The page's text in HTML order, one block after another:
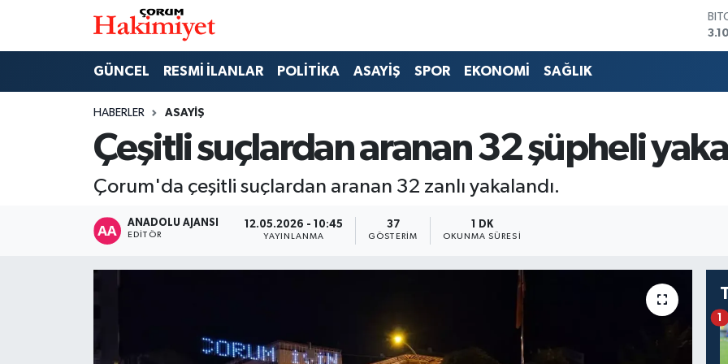
GÜNCEL RESMİ İLANLAR POLİTİKA ASAYİŞ SPOR EKONOMİ SAĞLIK
HABERLER ASAYİŞ
Çeşitli suçlardan aranan 32 şüpheli
Çorum'da çeşitli suçlardan aranan 32 zanlı yakalandı.
ANADOLU AJANSI
EDITÖR
12.05.2026 - 10:45
YAYINLANMA
37
GÖSTERIM
1 DK
OKUNMA SÜRESI
1
SAĞLIK
EKONOMİ
GÜNCEL
Nöbetçi Eczaneler
Çorum Namaz Vakitleri
Trafik Durumu
Süper Lig Puan Durumu ve Fikstür
Tüm Manşetler
Haber Arşivi